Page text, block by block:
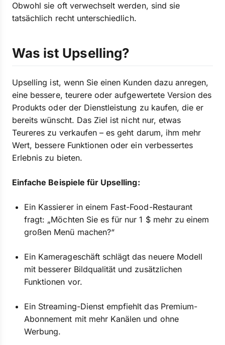
Obwohl sie oft verwechselt werden, sind sie
tatsächlich recht unterschiedlich.
Was ist Upselling?
Upselling ist, wenn Sie einen Kunden dazu anregen,
eine bessere, teurere oder aufgewertete Version des
Produkts oder der Dienstleistung zu kaufen, die er
bereits wünscht. Das Ziel ist nicht nur, etwas
Teureres zu verkaufen – es geht darum, ihm mehr
Wert, bessere Funktionen oder ein verbessertes
Erlebnis zu bieten.
Einfache Beispiele für Upselling:
Ein Kassierer in einem Fast-Food-Restaurant
fragt: „Möchten Sie es für nur 1 $ mehr zu einem
großen Menü machen?“
Ein Kamerageschäft schlägt das neuere Modell
mit besserer Bildqualität und zusätzlichen
Funktionen vor.
Ein Streaming-Dienst empfiehlt das Premium-
Abonnement mit mehr Kanälen und ohne
Werbung.